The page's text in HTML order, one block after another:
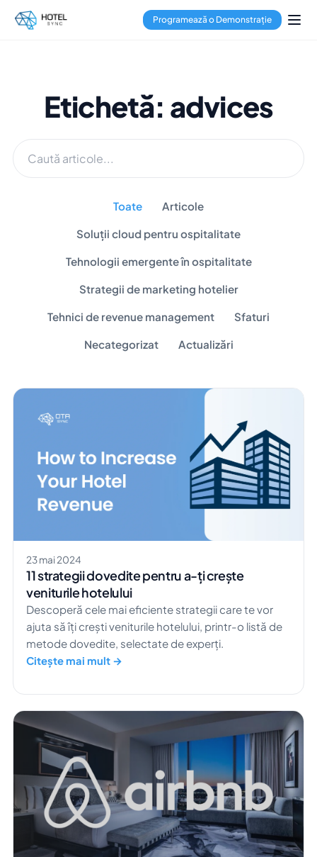
Programează o Demonstrație
Etichetă: advices
Toate Articole
Soluții cloud pentru ospitalitate
Tehnologii emergente în ospitalitate
Strategii de marketing hotelier
Tehnici de revenue management Sfaturi
Necategorizat Actualizări
23 mai 2024
11 strategii dovedite pentru a-ți crește
veniturile hotelului
Descoperă cele mai eficiente strategii care te vor
ajuta să îți crești veniturile hotelului, printr-o listă de
metode dovedite, selectate de experți.
Citește mai mult →